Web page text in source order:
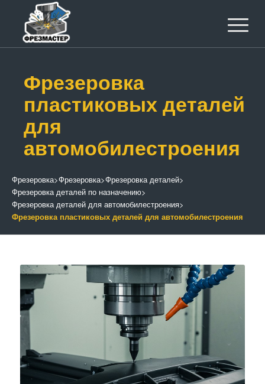
Фрезеровка
пластиковых деталей
для
автомобилестроения
Фрезеровка>Фрезеровка>Фрезеровка деталей>
Фрезеровка деталей по назначению>
Фрезеровка деталей для автомобилестроения>
Фрезеровка пластиковых деталей для автомобилестроения